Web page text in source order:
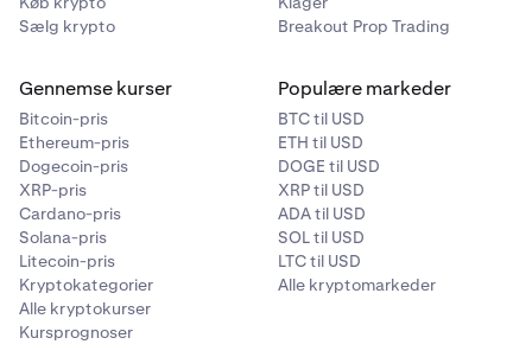
belønninger med det samme.
Sælg krypto
Breakout Prop Trading
Gennemse kurser
Bitcoin-pris
Ethereum-pris
Dogecoin-pris
XRP-pris
Cardano-pris
Solana-pris
Litecoin-pris
Kryptokategorier
Alle kryptokurser
Kursprognoser
Populære markeder
BTC til USD
ETH til USD
DOGE til USD
XRP til USD
ADA til USD
SOL til USD
LTC til USD
Alle kryptomarkeder